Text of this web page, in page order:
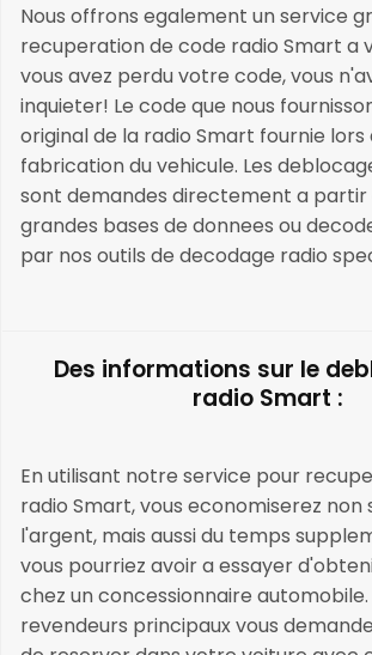
Nous offrons egalement un service
recuperation de code radio Smart a
vous avez perdu votre code, vous
inquieter! Le code que nous
original de la radio Smart fournie
fabrication du vehicule. Les
sont demandes directement a partir
grandes bases de donnees ou
par nos outils de decodage radio
Des informations sur le
radio Smart :
En utilisant notre service pour
radio Smart, vous economiserez non
l'argent, mais aussi du temps
vous pourriez avoir a essayer
chez un concessionnaire
revendeurs principaux vous